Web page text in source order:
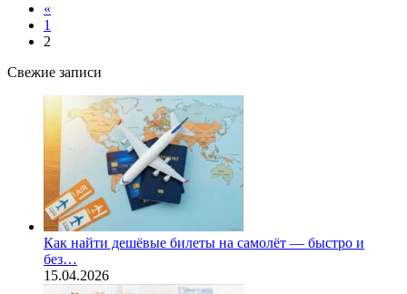
«
1
2
Свежие записи
Как найти дешёвые билеты на самолёт — быстро и
без…
15.04.2026